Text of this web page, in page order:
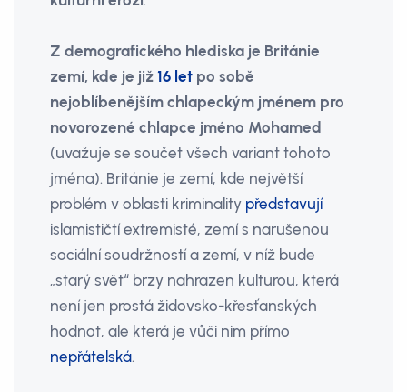
Z demografického hlediska je Británie
zemí, kde je již 16 let po sobě
nejoblíbenějším chlapeckým jménem pro
novorozené chlapce jméno Mohamed
(uvažuje se součet všech variant tohoto
jména). Británie je zemí, kde největší
problém v oblasti kriminality představují
islamističtí extremisté, zemí s narušenou
sociální soudržností a zemí, v níž bude
„starý svět“ brzy nahrazen kulturou, která
není jen prostá židovsko-křesťanských
hodnot, ale která je vůči nim přímo
nepřátelská.